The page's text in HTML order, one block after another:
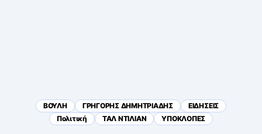
ΒΟΥΛΗ ΓΡΗΓΟΡΗΣ ΔΗΜΗΤΡΙΑΔΗΣ
ΕΙΔΗΣΕΙΣ
Πολιτική
ΤΑΛ ΝΤΙΛΙΑΝ ΥΠΟΚΛΟΠΕΣ